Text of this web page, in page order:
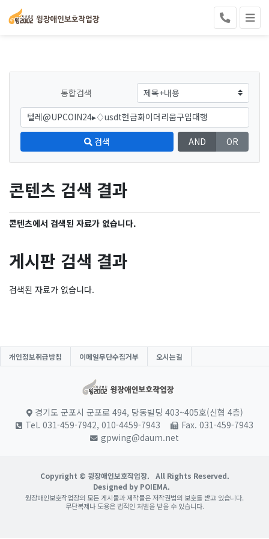
통합검색
검색 AND OR
콘텐츠 검색 결과
콘텐츠에서 검색된 자료가 없습니다.
게시판 검색 결과
검색된 자료가 없습니다.
개인정보취급방침 이메일무단수집거부 오시는길
경기도 군포시 군포로 494, 당동빌딩 403~405호(신협 4층)
Tel. 031-459-7942, 010-4459-7943
Fax. 031-459-7943
gpwing@daum.net
Copyright © 윙장애인보호작업장.
All Rights Reserved.
Designed by POIEMA.
윙장애인보호작업장의 모든 게시물과 제작물은 저작권법의 보호를 받고 있습니다.
무단복제나 도용은 법적인 처벌을 받을 수 있습니다.